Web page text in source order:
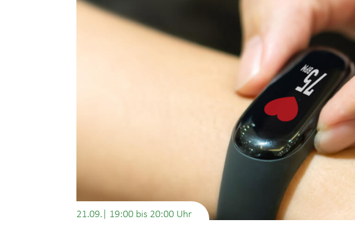
21.09.| 19:00 bis 20:00